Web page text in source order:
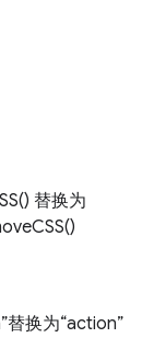
替换为
换为“action”